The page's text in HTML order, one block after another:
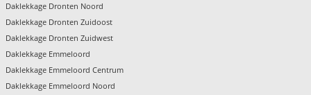
Daklekkage Dronten Noord
Daklekkage Dronten Zuidoost
Daklekkage Dronten Zuidwest
Daklekkage Emmeloord
Daklekkage Emmeloord Centrum
Daklekkage Emmeloord Noord